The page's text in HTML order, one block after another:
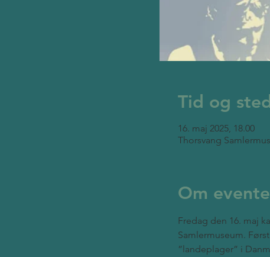
Tid og sted
16. maj 2025, 18.00
Thorsvang
Om
Fredag den 16. maj
Samlermuseum.
”landeplager” i